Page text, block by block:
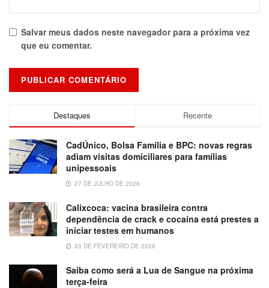
Salvar meus dados neste navegador para a próxima vez
que eu comentar.
Destaques Recente
CadÚnico, Bolsa Família e BPC: novas regras
adiam visitas domiciliares para famílias
unipessoais
27 DE JULHO DE 2026
Calixcoca: vacina brasileira contra
dependência de crack e cocaína está prestes a
iniciar testes em humanos
23 DE FEVEREIRO DE 2026
Saiba como será a Lua de Sangue na próxima
terça-feira